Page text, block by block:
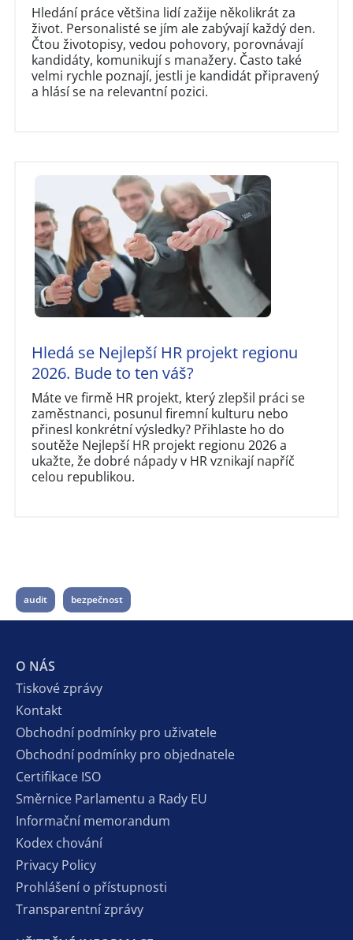
Hledání práce většina lidí zažije několikrát za
život. Personalisté se jím ale zabývají každý den.
Čtou životopisy, vedou pohovory, porovnávají
kandidáty, komunikují s manažery. Často také
velmi rychle poznají, jestli je kandidát připravený
a hlásí se na relevantní pozici.
Hledá se Nejlepší HR projekt regionu
2026. Bude to ten váš?
Máte ve firmě HR projekt, který zlepšil práci se
zaměstnanci, posunul firemní kulturu nebo
přinesl konkrétní výsledky? Přihlaste ho do
soutěže Nejlepší HR projekt regionu 2026 a
ukažte, že dobré nápady v HR vznikají napříč
celou republikou.
audit bezpečnost
O NÁS
Tiskové zprávy
Kontakt
Obchodní podmínky pro uživatele
Obchodní podmínky pro objednatele
Certifikace ISO
Směrnice Parlamentu a Rady EU
Informační memorandum
Kodex chování
Privacy Policy
Prohlášení o přístupnosti
Transparentní zprávy